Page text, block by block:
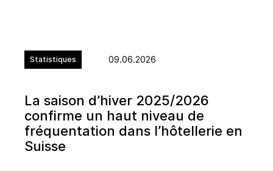
Statistiques 09.06.2026
La saison d’hiver 2025/2026
confirme un haut niveau de
fréquentation dans l’hôtellerie en
Suisse